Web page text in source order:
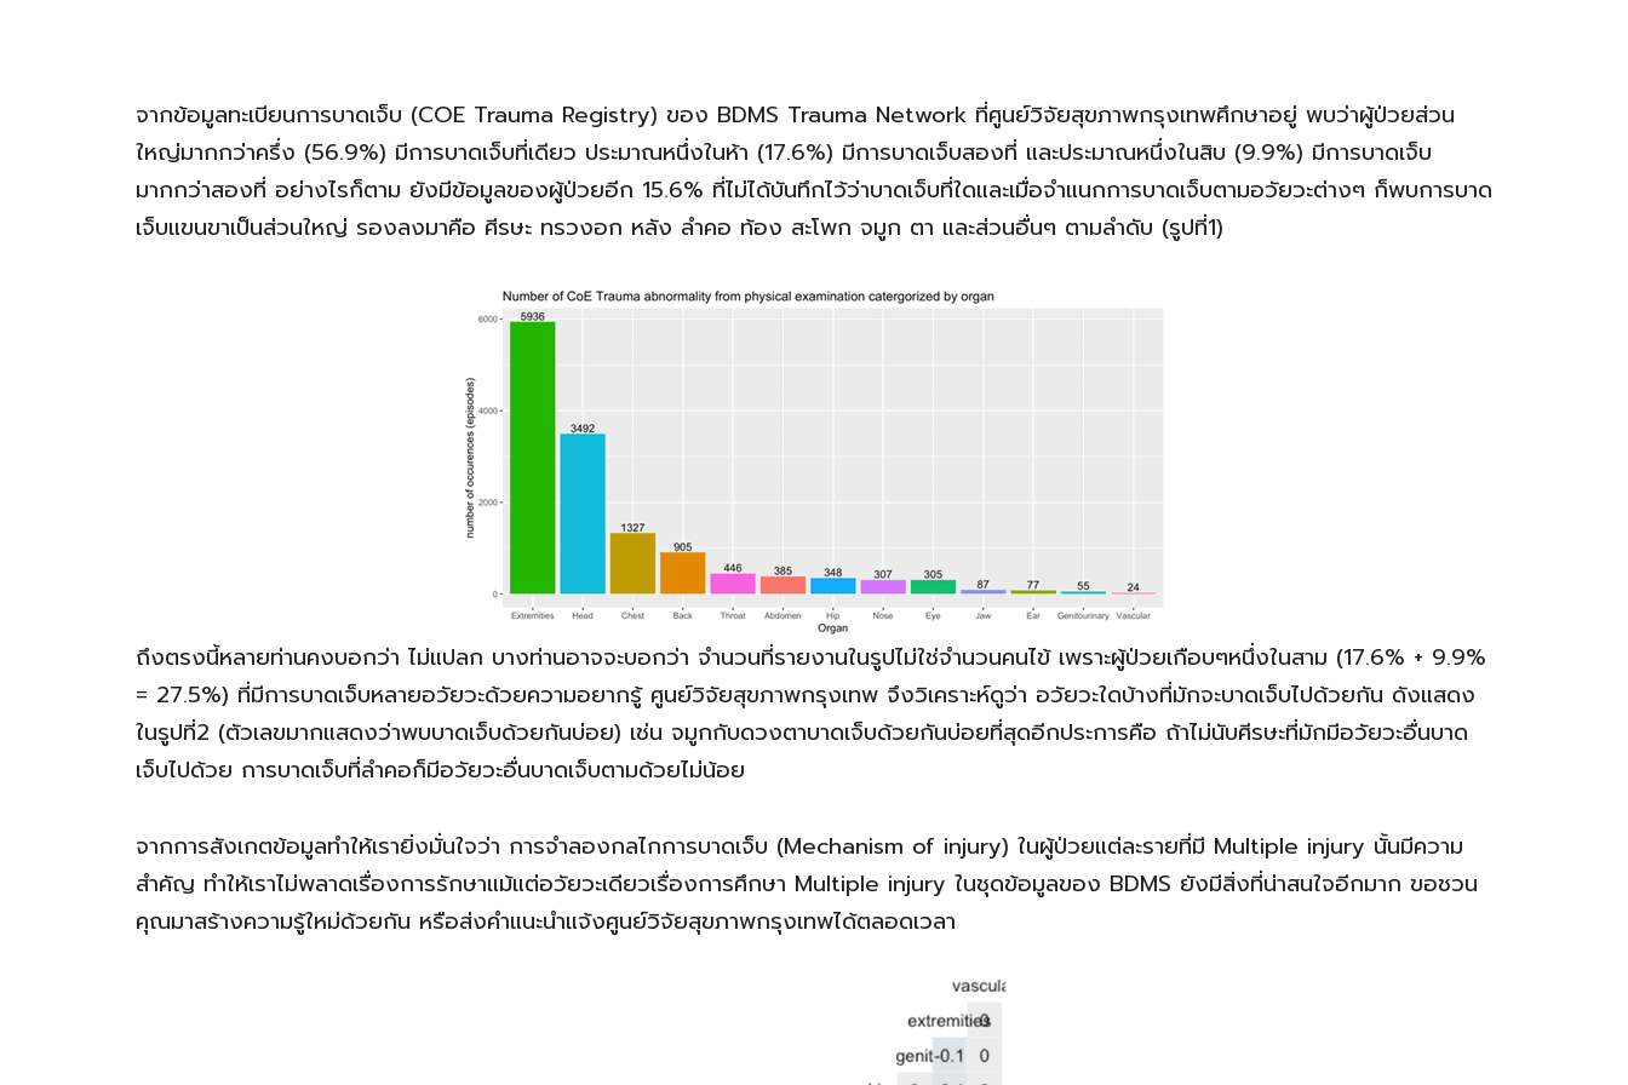
จากข้อมูลทะเบียนการบาดเจ็บ (COE Trauma Registry) ของ BDMS Trauma Network ที่ศูนย์วิจัยสุขภาพกรุงเทพศึกษาอยู่ พบว่าผู้ป่วยส่วน
ใหญ่มากกว่าครึ่ง (56.9%) มีการบาดเจ็บที่เดียว ประมาณหนึ่งในห้า (17.6%) มีการบาดเจ็บสองที่ และประมาณหนึ่งในสิบ (9.9%) มีการบาดเจ็บ
มากกว่าสองที่ อย่างไรก็ตาม ยังมีข้อมูลของผู้ป่วยอีก 15.6% ที่ไม่ได้บันทึกไว้ว่าบาดเจ็บที่ใดและเมื่อจำแนกการบาดเจ็บตามอวัยวะต่างๆ ก็พบการบาด
เจ็บแขนขาเป็นส่วนใหญ่ รองลงมาคือ ศีรษะ ทรวงอก หลัง ลำคอ ท้อง สะโพก จมูก ตา และส่วนอื่นๆ ตามลำดับ (รูปที่1)
ถึงตรงนี้หลายท่านคงบอกว่า ไม่แปลก บางท่านอาจจะบอกว่า จำนวนที่รายงานในรูปไม่ใช่จำนวนคนไข้ เพราะผู้ป่วยเกือบๆหนึ่งในสาม (17.6% + 9.9%
= 27.5%) ที่มีการบาดเจ็บหลายอวัยวะด้วยความอยากรู้ ศูนย์วิจัยสุขภาพกรุงเทพ จึงวิเคราะห์ดูว่า อวัยวะใดบ้างที่มักจะบาดเจ็บไปด้วยกัน ดังแสดง
ในรูปที่2 (ตัวเลขมากแสดงว่าพบบาดเจ็บด้วยกันบ่อย) เช่น จมูกกับดวงตาบาดเจ็บด้วยกันบ่อยที่สุดอีกประการคือ ถ้าไม่นับศีรษะที่มักมีอวัยวะอื่นบาด
เจ็บไปด้วย การบาดเจ็บที่ลำคอก็มีอวัยวะอื่นบาดเจ็บตามด้วยไม่น้อย
จากการสังเกตข้อมูลทำให้เรายิ่งมั่นใจว่า การจำลองกลไกการบาดเจ็บ (Mechanism of injury) ในผู้ป่วยแต่ละรายที่มี Multiple injury นั้นมีความ
สำคัญ ทำให้เราไม่พลาดเรื่องการรักษาแม้แต่อวัยวะเดียวเรื่องการศึกษา Multiple injury ในชุดข้อมูลของ BDMS ยังมีสิ่งที่น่าสนใจอีกมาก ขอชวน
คุณมาสร้างความรู้ใหม่ด้วยกัน หรือส่งคำแนะนำแจ้งศูนย์วิจัยสุขภาพกรุงเทพได้ตลอดเวลา